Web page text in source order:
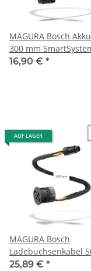
MAGURA Bosch
300 mm
16,90 € *
AUF LAGER
MAGURA Bosch
Ladebuchsenkabel
SmartSystem
25,89 € *